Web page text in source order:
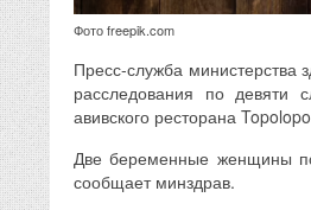
Фото freepik.com
Пресс-служба министерства
расследования по девяти
авивского ресторана
Две беременные женщины
сообщает минздрав.